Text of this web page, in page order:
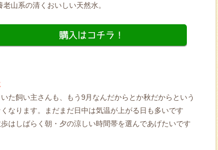
老山系の清くおいしい天然水。
た飼い主さんも、もう9月なんだからとか秋だからという
なります。まだまだ日中は気温が上がる日も多いです
はしばらく朝・夕の涼しい時間帯を選んであげたいです